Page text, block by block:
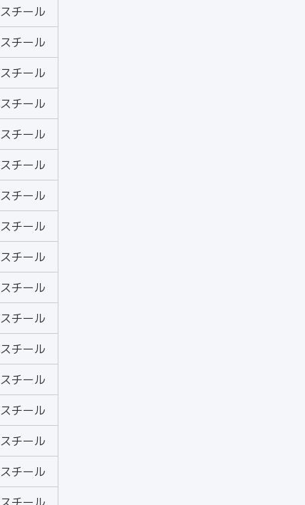
スチール
スチール
スチール
スチール
スチール
スチール
スチール
スチール
スチール
スチール
スチール
スチール
スチール
スチール
スチール
スチール